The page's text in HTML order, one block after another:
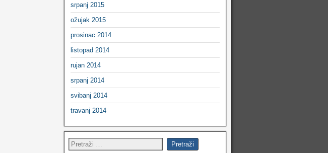
srpanj 2015
ožujak 2015
prosinac 2014
listopad 2014
rujan 2014
srpanj 2014
svibanj 2014
travanj 2014